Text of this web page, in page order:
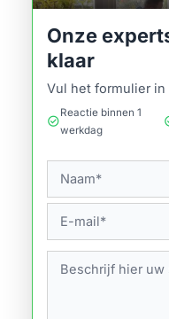
Onze
klaar
Vul het formulier
check_circle
Reactie binnen 1
werkdag